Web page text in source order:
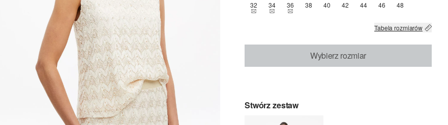
32TEN ROZMIAR JEST OBECNIE NIEDOSTĘPNY
34TEN ROZMIAR JEST OBECNIE NIEDOSTĘPNY
36TEN ROZMIAR JEST OBECNIE NIEDOSTĘPNY
38 40 42 44 46 48
Tabela rozmiarów
Wybierz rozmiar
Stwórz zestaw